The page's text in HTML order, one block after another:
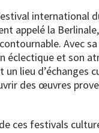
international
appelé la
Avec sa
éclectique et son
un lieu d’échanges
des œuvres
ces festivals